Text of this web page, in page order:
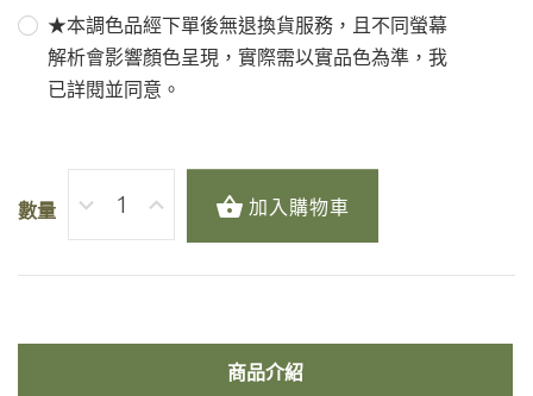
沉色月光 YC0070-4
漁光曲 NN7310-4
荷蘭乳酪 NN3401-4
★本調色品經下單後無退換貨服務，且不同螢幕
解析會影響顏色呈現，實際需以實品色為準，我
已詳閱並同意。
數量 加入購物車
商品介紹